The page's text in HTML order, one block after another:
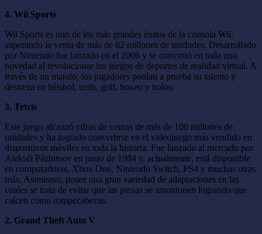
4. Wii Sports
Wii Sports es uno de los más grandes éxitos de la consola Wii,
superando la venta de más de 82 millones de unidades. Desarrollado
por Nintendo fue lanzado en el 2006 y se convirtió en toda una
novedad al revolucionar los juegos de deportes de realidad virtual. A
través de un mando, los jugadores ponían a prueba su talento y
destreza en béisbol, tenis, golf, boxeo y bolos.
3. Tetris
Este juego alcanzó cifras de ventas de más de 100 millones de
unidades y ha logrado convertirse en el videojuego más vendido en
dispositivos móviles en toda la historia. Fue lanzado al mercado por
Alekséi Pázhitnov en junio de 1984 y, actualmente, está disponible
en computadoras, Xbox One, Nintendo Switch, PS4 y muchas otras
más. Asimismo, posee una gran variedad de adaptaciones en las
cuales se trata de evitar que las piezas se amontonen logrando que
calcen como rompecabezas.
2. Grand Theft Auto V